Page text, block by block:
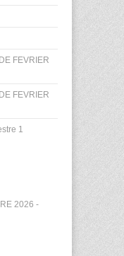
FEVRIER
FEVRIER
1
2026 -